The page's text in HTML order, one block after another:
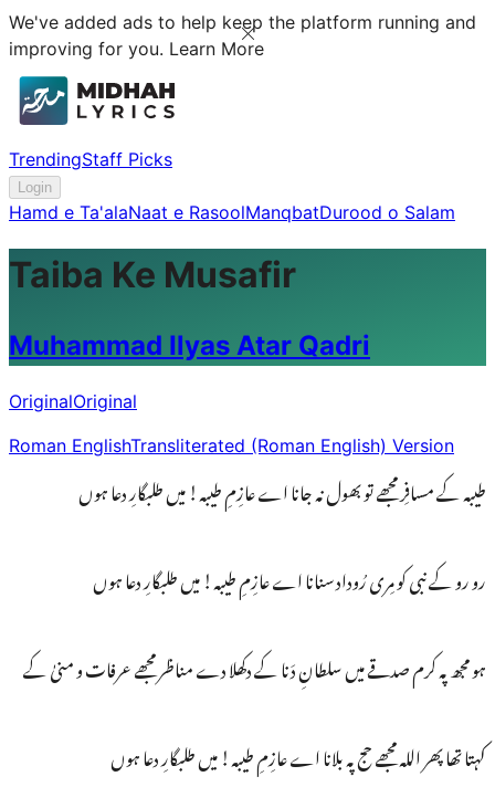
We've added ads to help keep the platform running and
improving for you. Learn More
TrendingStaff Picks
Login
Hamd e Ta'alaNaat e RasoolManqbatDurood o Salam
Taiba Ke Musafir
Muhammad Ilyas Atar Qadri
OriginalOriginal
Roman EnglishTransliterated (Roman English) Version
طیبہ کے مسافِر مجھے تو بھول نہ جانا اے عازِمِ طیبہ! میں طلبگارِ دعا ہوں
رو رو کے نبی کو مِری رُوداد سنانا اے عازِمِ طیبہ! میں طلبگارِ دعا ہوں
ہو مجھ پہ کرم صدقے میں سلطانِ دَنا کے دکھلا دے مناظر مجھے عرفات و منیٰ کے
کہتا تھا پھر اللہ مجھے حج پہ بلانا اے عازِمِ طیبہ! میں طلبگارِ دعا ہوں